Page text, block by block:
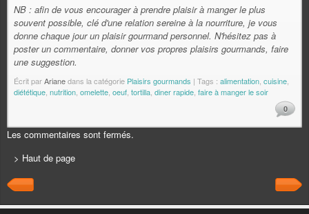
NB : afin de vous encourager à prendre plaisir à manger le plus
souvent possible, clé d'une relation sereine à la nourriture, je vous
donne chaque jour un plaisir gourmand personnel. N'hésitez pas à
poster un commentaire, donner vos propres plaisirs gourmands, faire
une suggestion.
Écrit parArianedans la catégorie Plaisirs gourmands | Tags : alimentation cuisine
diététique nutrition omelette oeuf tortilla diner rapide faire à manger le soir
0
Les commentaires sont fermés.
> Haut de page